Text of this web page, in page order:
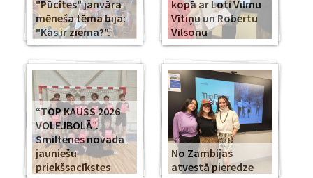
"Pūcītes" janvāra
mēneša tēma bija:
"Kas ir ziema?".
kopā ar Loti Vilmu
Vītiņu un Robertu
Vilsonu
“TOP KAUSS 2026
VOLEJBOLĀ”.
Smiltenes novada
jauniešu
priekšsacīkstes
No Zambijas
atvestā pieredze